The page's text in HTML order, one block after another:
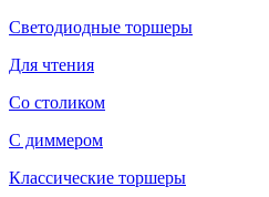
Светодиодные торшеры
Для чтения
Со столиком
С диммером
Классические торшеры